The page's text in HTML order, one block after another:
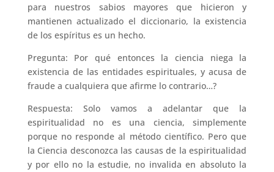
para nuestros sabios mayores que hicieron y
mantienen actualizado el diccionario, la existencia
de los espíritus es un hecho.
Pregunta: Por qué entonces la ciencia niega la
existencia de las entidades espirituales, y acusa de
fraude a cualquiera que afirme lo contrario…?
Respuesta: Solo vamos a adelantar que la
espiritualidad no es una ciencia, simplemente
porque no responde al método científico. Pero que
la Ciencia desconozca las causas de la espiritualidad
y por ello no la estudie, no invalida en absoluto la